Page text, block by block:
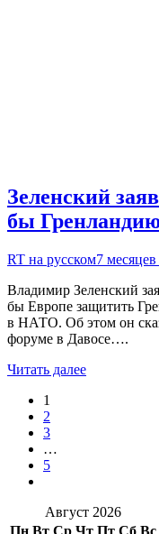
Зеленский
бы
RT на русском7 месяцев
Владимир Зеленский
бы Европе защитить
в НАТО. Об этом он
форуме в Давосе….
Читать далее
1
2
3
…
5
Август 2026
Пн Вт Ср Чт Пт Сб Вс